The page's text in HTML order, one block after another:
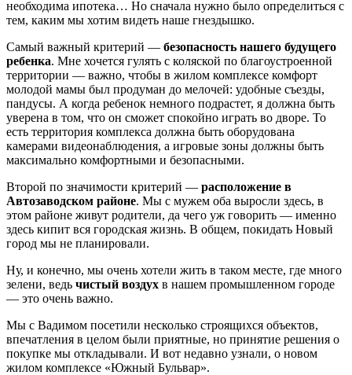
необходима ипотека… Но сначала нужно было определиться с
тем, каким мы хотим видеть наше гнездышко.
Самый важный критерий — безопасность нашего будущего
ребенка. Мне хочется гулять с коляской по благоустроенной
территории — важно, чтобы в жилом комплексе комфорт
молодой мамы был продуман до мелочей: удобные съезды,
пандусы. А когда ребенок немного подрастет, я должна быть
уверена в том, что он сможет спокойно играть во дворе. То
есть территория комплекса должна быть оборудована
камерами видеонаблюдения, а игровые зоны должны быть
максимально комфортными и безопасными.
Второй по значимости критерий — расположение в
Автозаводском районе. Мы с мужем оба выросли здесь, в
этом районе живут родители, да чего уж говорить — именно
здесь кипит вся городская жизнь. В общем, покидать Новый
город мы не планировали.
Ну, и конечно, мы очень хотели жить в таком месте, где много
зелени, ведь чистый воздух в нашем промышленном городе
— это очень важно.
Мы с Вадимом посетили несколько строящихся объектов,
впечатления в целом были приятные, но принятие решения о
покупке мы откладывали. И вот недавно узнали, о новом
жилом комплексе «Южный Бульвар».